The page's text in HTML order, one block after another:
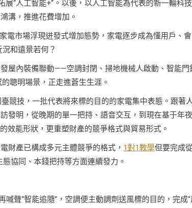
“人工智能+”。以後，以人工智能為代表的新一輪科
溝，推進花費增加。
電市場浮現迸發式增加態勢，家電逐步成為懂用戶、
和遠景若何？
屋內裝備聯動——空調封閉、掃地機械人啟動、智能門
聰明場景，正走進蒼生生涯。
競技，一批代表將來標的目的的家電集中表態。跟著
發明，從晚期的單一把持、語音交互，到現在基于年
效能形狀，更重塑財產的競爭格式與貿易形式。
財產已構成多元主體競爭的格式， 1對1教學但要完成
協同、本錢把持等方面連續發力。
聲“智能追隨”，空調便主動調劑送風標的目的，完成